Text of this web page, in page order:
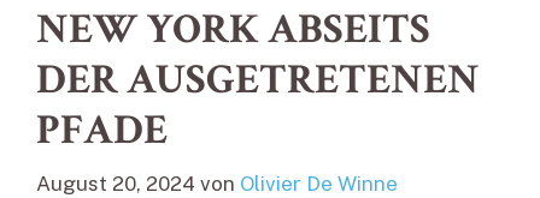
NEW YORK ABSEITS
DER AUSGETRETENEN
PFADE
August 20, 2024 von Olivier De Winne